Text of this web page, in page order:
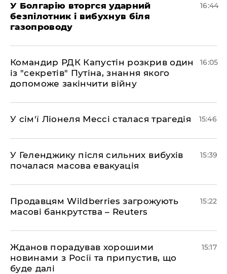
У Болгарію вторгся ударний
безпілотник і вибухнув біля
газопроводу
16:44
Командир РДК Капустін розкрив один
із "секретів" Путіна, знання якого
допоможе закінчити війну
16:05
У сім'ї Ліонеля Мессі сталася трагедія 15:46
У Геленджику після сильних вибухів
почалася масова евакуація
15:39
Продавцям Wildberries загрожують
масові банкрутства – Reuters
15:22
Жданов порадував хорошими
новинами з Росії та припустив, що
буде далі
15:17